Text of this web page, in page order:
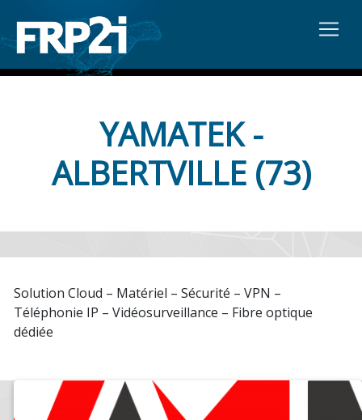
YAMATEK -
ALBERTVILLE (73)
Solution Cloud – Matériel – Sécurité – VPN –
Téléphonie IP – Vidéosurveillance – Fibre optique
dédiée